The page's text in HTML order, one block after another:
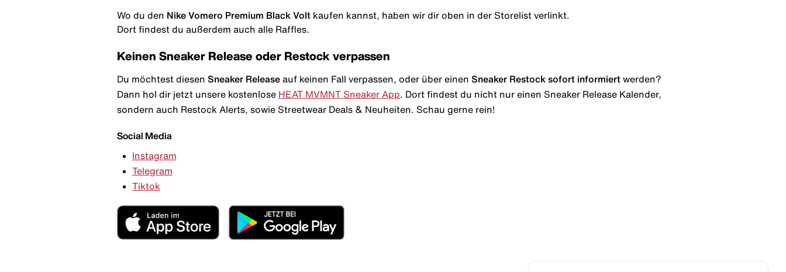
Wo du den Nike Vomero Premium Black Volt kaufen kannst, haben wir dir oben in der Storelist verlinkt.
Dort findest du außerdem auch alle Raffles.
Keinen Sneaker Release oder Restock verpassen
Du möchtest diesen Sneaker Release auf keinen Fall verpassen, oder über einen Sneaker Restock sofort informiert werden?
Dann hol dir jetzt unsere kostenlose HEAT MVMNT Sneaker App . Dort findest du nicht nur einen Sneaker Release Kalender,
sondern auch Restock Alerts, sowie Streetwear Deals & Neuheiten. Schau gerne rein!
Social Media
Instagram
Telegram
Tiktok